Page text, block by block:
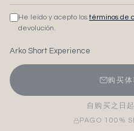
He leído y acepto lostérminos de
devolución.
Arko Short Experience
购买体
自购买之日
PAGO 100%